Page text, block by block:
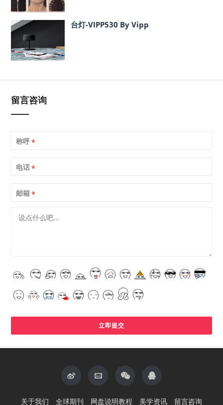
台灯-VIPP530 By Vipp
留言咨询
称呼*
电话*
邮箱*
关于我们 全球期刊 网盘说明教程 美学资讯 留言咨询